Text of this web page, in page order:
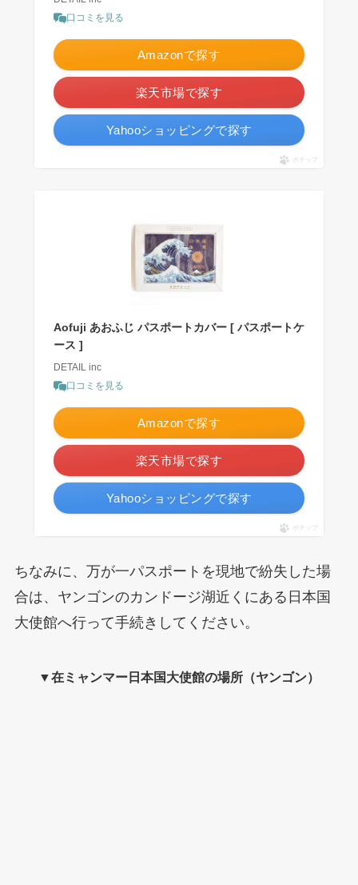
口コミを見る
Amazonで探す
楽天市場で探す
Yahooショッピングで探す
ポチップ
Aofuji あおふじ パスポートカバー [ パスポートケ
ース ]
DETAIL inc
口コミを見る
Amazonで探す
楽天市場で探す
Yahooショッピングで探す
ポチップ
ちなみに、万が一パスポートを現地で紛失した場
合は、ヤンゴンのカンドージ湖近くにある日本国
大使館へ行って手続きしてください。
▼在ミャンマー日本国大使館の場所（ヤンゴン）